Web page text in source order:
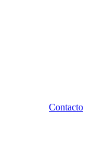
Contacto